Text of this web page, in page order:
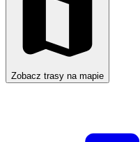
Zobacz trasy na mapie